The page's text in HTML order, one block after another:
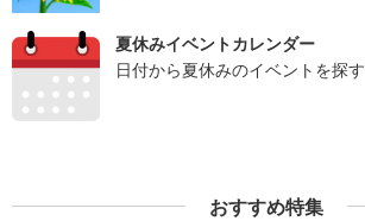
夏休みイベントカレンダー
日付から夏休みのイベントを探す
おすすめ特集